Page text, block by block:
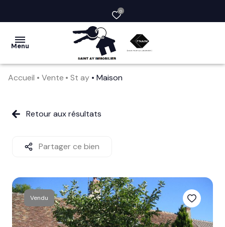
0
Menu
vendre
société
services
avis
clients
Accueil Vente St ay Maison
Retour aux résultats
Partager ce bien
Vendu